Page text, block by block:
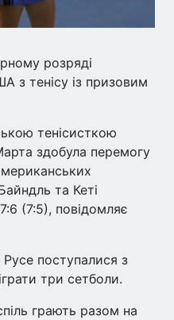
розряді
з тенісу із призовим
тенісисткою
здобула перемогу
та Кеті
(7:5), повідомляє
поступалися з
три сетболи.
грають разом на